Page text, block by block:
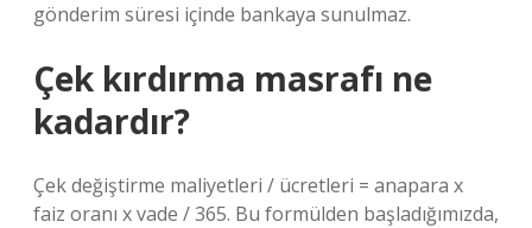
gönderim süresi içinde bankaya sunulmaz.
Çek kırdırma masrafı ne
kadardır?
Çek değiştirme maliyetleri / ücretleri = anapara x
faiz oranı x vade / 365. Bu formülden başladığımızda,